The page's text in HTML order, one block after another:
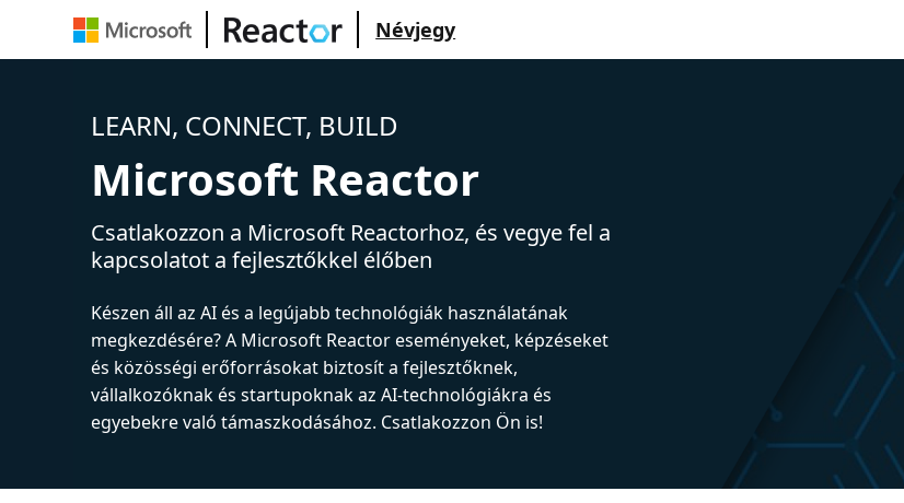
Névjegy
LEARN, CONNECT, BUILD
Microsoft Reactor
Csatlakozzon a Microsoft Reactorhoz, és vegye fel a
kapcsolatot a fejlesztőkkel élőben
Készen áll az AI és a legújabb technológiák használatának
megkezdésére? A Microsoft Reactor eseményeket, képzéseket
és közösségi erőforrásokat biztosít a fejlesztőknek,
vállalkozóknak és startupoknak az AI-technológiákra és
egyebekre való támaszkodásához. Csatlakozzon Ön is!